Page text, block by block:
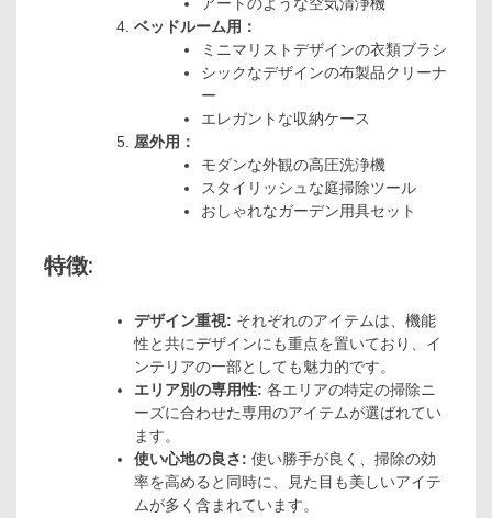
ベッドルーム用：
ミニマリストデザインの衣類ブラシ
シックなデザインの布製品クリーナ
ー
エレガントな収納ケース
屋外用：
モダンな外観の高圧洗浄機
スタイリッシュな庭掃除ツール
おしゃれなガーデン用具セット
特徴:
デザイン重視: それぞれのアイテムは、機能
性と共にデザインにも重点を置いており、イ
ンテリアの一部としても魅力的です。
エリア別の専用性: 各エリアの特定の掃除ニ
ーズに合わせた専用のアイテムが選ばれてい
ます。
使い心地の良さ: 使い勝手が良く、掃除の効
率を高めると同時に、見た目も美しいアイテ
ムが多く含まれています。